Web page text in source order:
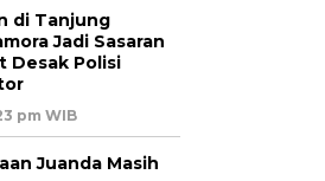
di Tanjung
Jadi Sasaran
Desak Polisi
pm WIB
Juanda Masih